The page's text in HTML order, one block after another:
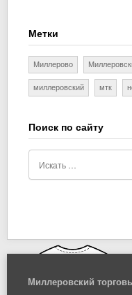
Метки
Миллерово
миллеровский мтк
Поиск по сайту
Миллеровский